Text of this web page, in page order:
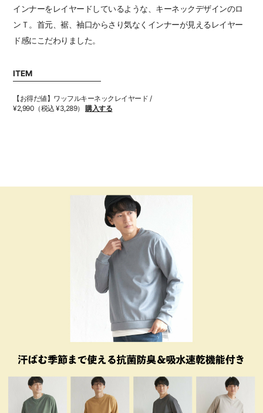
インナーをレイヤードしているような、キーネックデザインのロ
ンＴ。首元、裾、袖口からさり気なくインナーが見えるレイヤー
ド感にこだわりました。
ITEM
【お得だ値】ワッフルキーネックレイヤード /
¥2,990（税込 ¥3,289）購入する